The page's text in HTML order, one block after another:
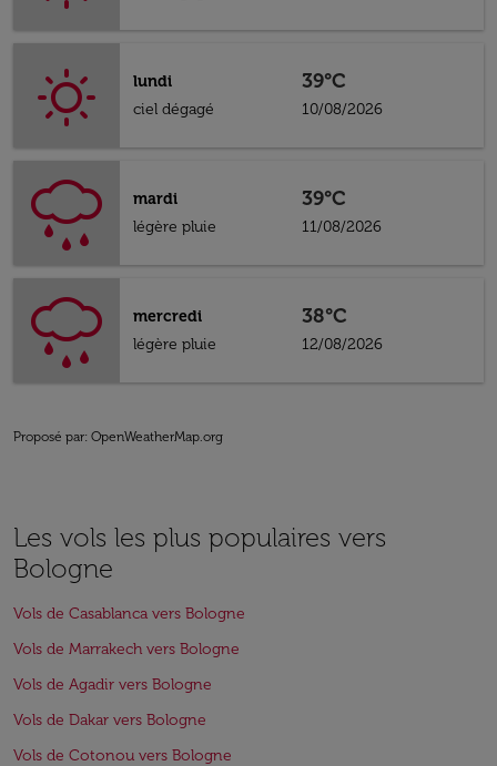
lundi
ciel dégagé
39°C
10/08/2026
mardi
légère pluie
39°C
11/08/2026
mercredi
légère pluie
38°C
12/08/2026
Proposé par: OpenWeatherMap.org
Les vols les plus populaires vers
Bologne
Vols de Casablanca vers Bologne
Vols de Marrakech vers Bologne
Vols de Agadir vers Bologne
Vols de Dakar vers Bologne
Vols de Cotonou vers Bologne